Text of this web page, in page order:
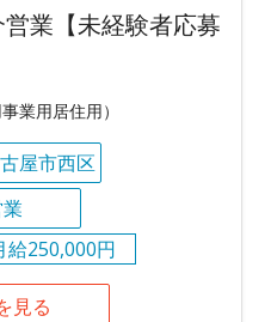
業【未経験者応募
業用居住用）
屋市西区
給250,000円
見る